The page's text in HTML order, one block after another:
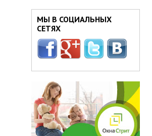
МЫ В СОЦИАЛЬНЫХ
СЕТЯХ